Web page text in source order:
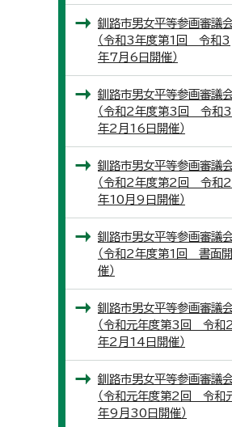
釧路市男女平等参画審議
（令和3年度第1回 令和3
年7月6日開催）
釧路市男女平等参画審議
（令和2年度第3回 令和3
年2月16日開催）
釧路市男女平等参画審議
（令和2年度第2回 令和2
年10月9日開催）
釧路市男女平等参画審議
（令和2年度第1回 書面開
催）
釧路市男女平等参画審議
（令和元年度第3回 令和2
年2月14日開催）
釧路市男女平等参画審議
（令和元年度第2回 令和
年9月30日開催）